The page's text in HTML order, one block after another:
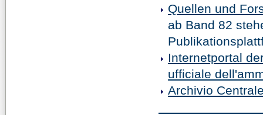
Quellen und
ab Band 82
Internetportal
ufficiale
Archivio